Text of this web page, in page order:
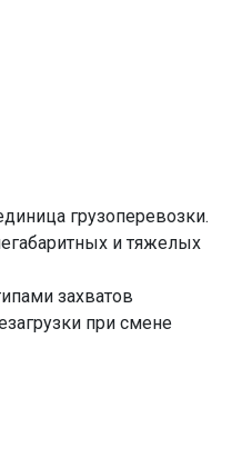
грузоперевозки.
и тяжелых
захватов
при смене